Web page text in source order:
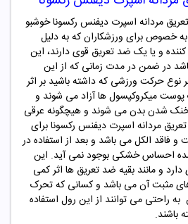
مردانه اسپرت دیفنس رکسونا خوشبو
خصوص برای ورزشکاران که به دلیل
و یا یک ضد تعریق قوی دارند، این
در ضمن در مدت زمانی که از این
حرکت ورزشی که داشته باشید بر اثر
میکروکپسول ها آزاد می شوند و
شدن بدن می شوند و هیچگونه عرقی
مردانه اسپرت دیفنس رکسونا برای
و فاقد الکل می باشد و بعد از استفاده در
احساس خشکی بوجود نمی آید. این
دارد و مانند بقیه ضد تعریق ها اثر کمی
مثبت آن می باشد و کسانی که تحرک
به راحتی می توانند از این رول استفاده
باشند.